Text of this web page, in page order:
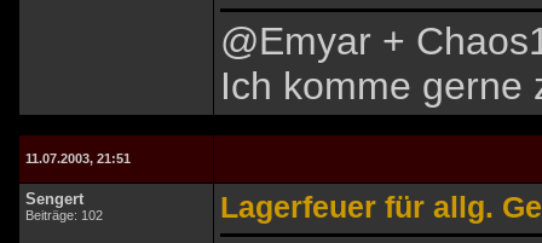
@Emyar +
Ich komme gerne
11.07.2003, 21:51
Sengert
Beiträge: 102 Lagerfeuer für allg.